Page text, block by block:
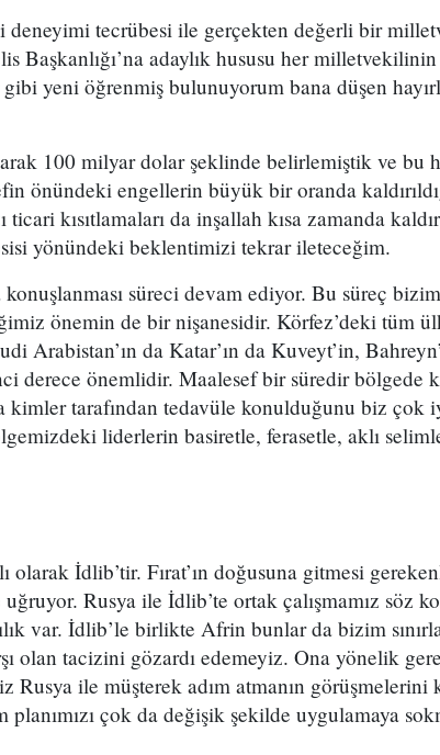
deneyimi tecrübesi ile gerçekten değerli bir
Başkanlığı’na adaylık hususu her
yeni öğrenmiş bulunuyorum bana düşen
100 milyar dolar şeklinde belirlemiştik ve bu
önündeki engellerin büyük bir oranda
kısıtlamaları da inşallah kısa zamanda
yönündeki beklentimizi tekrar ileteceğim.
süreci devam ediyor. Bu süreç
önemin de bir nişanesidir. Körfez’deki tüm
Arabistan’ın da Katar’ın da Kuveyt’in,
derece önemlidir. Maalesef bir süredir bölgede
kimler tarafından tedavüle konulduğunu biz çok
liderlerin basiretle, ferasetle, aklı
olarak İdlib’tir. Fırat’ın doğusuna gitmesi
Rusya ile İdlib’te ortak çalışmamız söz
var. İdlib’le birlikte Afrin bunlar da bizim
olan tacizini gözardı edemeyiz. Ona yönelik
Rusya ile müşterek adım atmanın görüşmelerini
planımızı çok da değişik şekilde uygulamaya